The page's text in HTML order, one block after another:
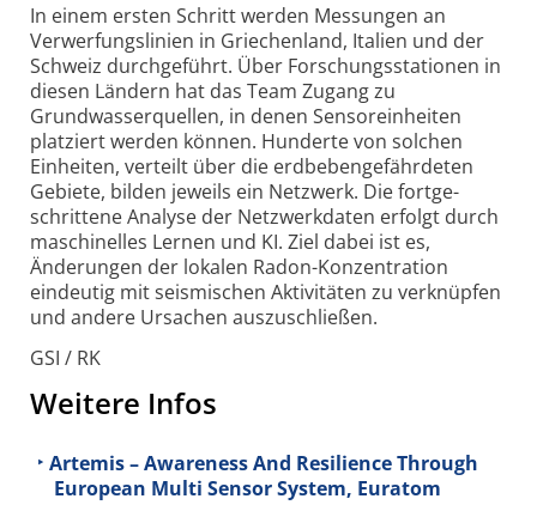
In einem ersten Schritt werden Messungen an
Verwerfungs­linien in Griechenland, Italien und der
Schweiz durchgeführt. Über Forschungs­stationen in
diesen Ländern hat das Team Zugang zu
Grundwasser­quellen, in denen Sensoreinheiten
platziert werden können. Hunderte von solchen
Einheiten, verteilt über die erdbeben­gefährdeten
Gebiete, bilden jeweils ein Netzwerk. Die fortge­
schrittene Analyse der Netzwerk­daten erfolgt durch
maschinelles Lernen und KI. Ziel dabei ist es,
Änderungen der lokalen Radon-Konzentration
eindeutig mit seismischen Aktivitäten zu verknüpfen
und andere Ursachen auszuschließen.
GSI / RK
Weitere Infos
Artemis – Awareness And Resilience Through
European Multi Sensor System, Euratom